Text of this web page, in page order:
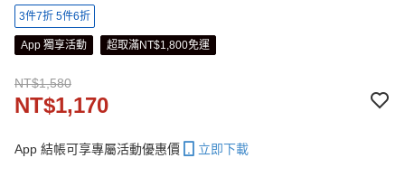
3件7折 5件6折
App 獨享活動 超取滿NT$1,800免運
NT$1,580
NT$1,170
App 結帳可享專屬活動優惠價 立即下載